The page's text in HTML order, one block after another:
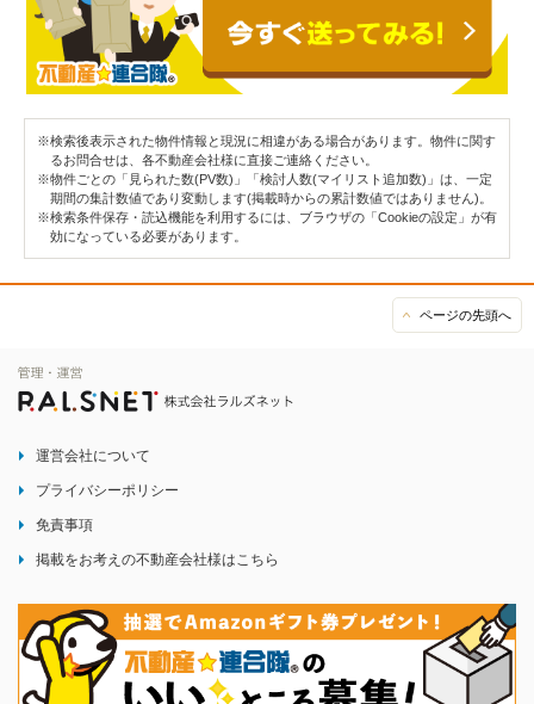
※検索後表示された物件情報と現況に相違がある場合があります。物件に関す
るお問合せは、各不動産会社様に直接ご連絡ください。
※物件ごとの「見られた数(PV数)」「検討人数(マイリスト追加数)」は、一定
期間の集計数値であり変動します(掲載時からの累計数値ではありません)。
※検索条件保存・読込機能を利用するには、ブラウザの「Cookieの設定」が有
効になっている必要があります。
ページの先頭へ
運営会社について
プライバシーポリシー
免責事項
掲載をお考えの不動産会社様はこちら